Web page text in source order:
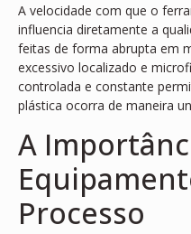
A velocidade com que o
influencia diretamente a
feitas de forma abrupta em
excessivo localizado e
controlada e constante
plástica ocorra de maneira
A
Processo